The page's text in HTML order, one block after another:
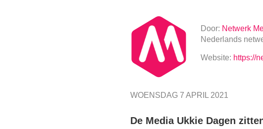
Door: Netwerk
Nederlands
Website: https://
WOENSDAG 7 APRIL 2021
De Media Ukkie Dagen